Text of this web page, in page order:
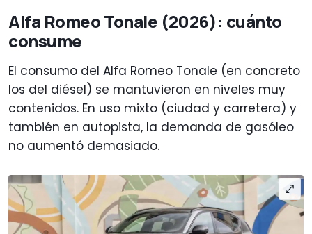
Alfa Romeo Tonale (2026): cuánto
consume
El consumo del Alfa Romeo Tonale (en concreto
los del diésel) se mantuvieron en niveles muy
contenidos. En uso mixto (ciudad y carretera) y
también en autopista, la demanda de gasóleo
no aumentó demasiado.